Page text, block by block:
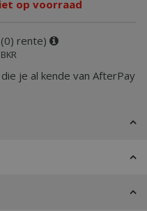
op voorraad
rente)
je al kende van AfterPay